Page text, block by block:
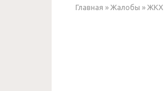
Главная » Жалобы » ЖКХ